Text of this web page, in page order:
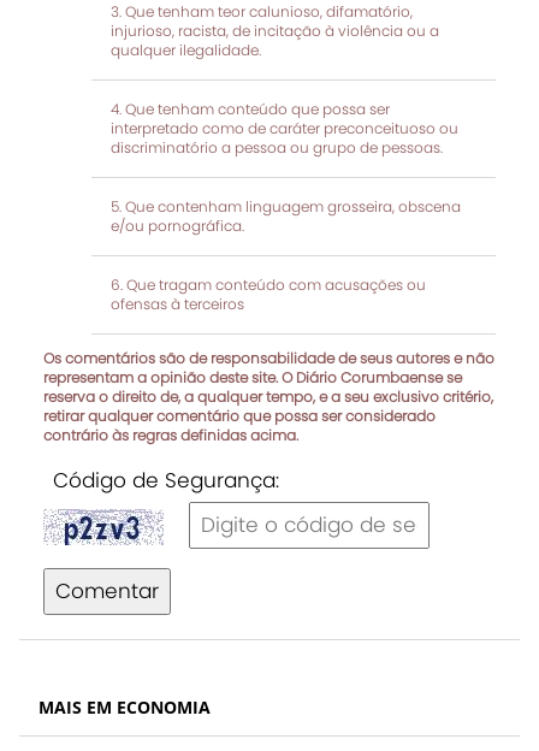
Que tenham teor calunioso, difamatório,
injurioso, racista, de incitação à violência ou a
qualquer ilegalidade.
Que tenham conteúdo que possa ser
interpretado como de caráter preconceituoso ou
discriminatório a pessoa ou grupo de pessoas.
Que contenham linguagem grosseira, obscena
e/ou pornográfica.
Que tragam conteúdo com acusações ou
ofensas à terceiros
Os comentários são de responsabilidade de seus autores e não
representam a opinião deste site. O Diário Corumbaense se
reserva o direito de, a qualquer tempo, e a seu exclusivo critério,
retirar qualquer comentário que possa ser considerado
contrário às regras definidas acima.
Código de Segurança:
Comentar
MAIS EM ECONOMIA